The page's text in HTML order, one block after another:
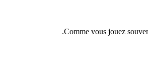
Comme vous jouez